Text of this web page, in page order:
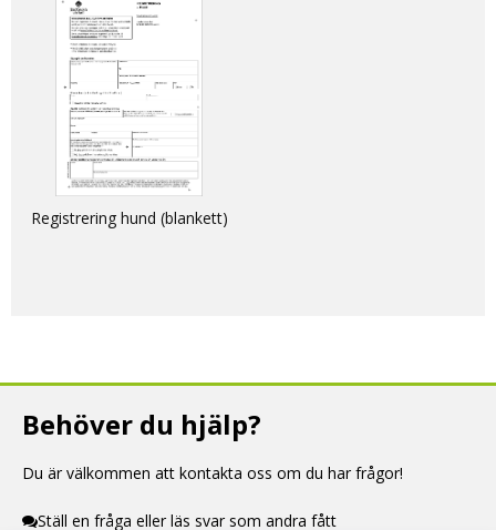
dogs, cats and ferrets into
and within the EU
Registrering hund (blankett)
Behöver du hjälp?
Du är välkommen att kontakta oss om du har frågor!
Ställ en fråga eller läs svar som andra fått